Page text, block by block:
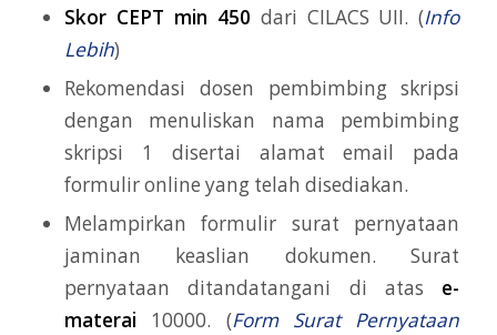
Skor CEPT min 450 dari CILACS UII. (Info
Lebih)
Rekomendasi dosen pembimbing skripsi
dengan menuliskan nama pembimbing
skripsi 1 disertai alamat email pada
formulir online yang telah disediakan.
Melampirkan formulir surat pernyataan
jaminan keaslian dokumen. Surat
pernyataan ditandatangani di atas e-
materai 10000. (Form Surat Pernyataan